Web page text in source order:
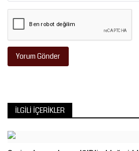
Yorum Gönder
İLGILI İÇERIKLER